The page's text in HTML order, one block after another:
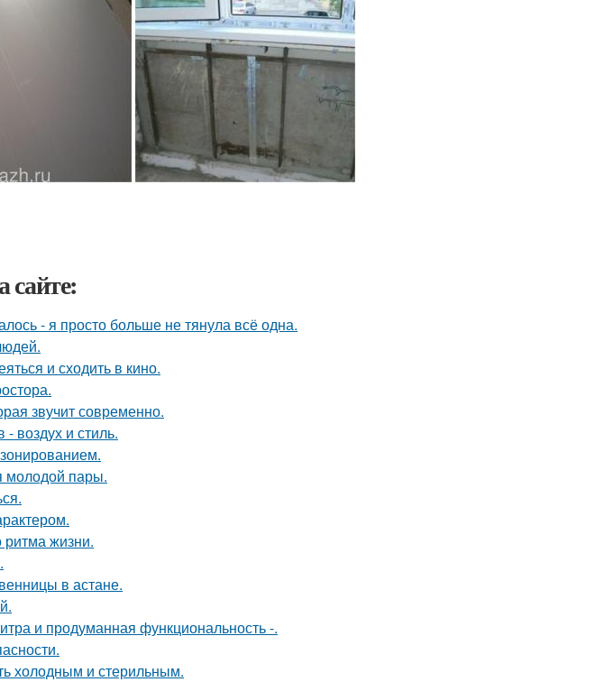
сайте:
- я просто больше не тянула всё одна.
и сходить в кино.
звучит современно.
воздух и стиль.
молодой пары.
ритма жизни.
в астане.
и продуманная функциональность -.
холодным и стерильным.